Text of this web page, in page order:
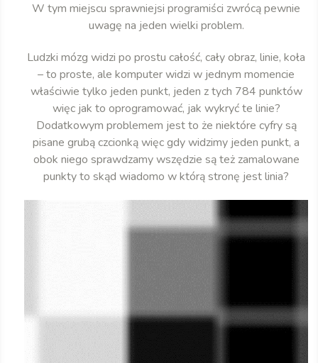
W tym miejscu sprawniejsi programiści zwrócą pewnie
uwagę na jeden wielki problem.
Ludzki mózg widzi po prostu całość, cały obraz, linie, koła
– to proste, ale komputer widzi w jednym momencie
właściwie tylko jeden punkt, jeden z tych 784 punktów
więc jak to oprogramować, jak wykryć te linie?
Dodatkowym problemem jest to że niektóre cyfry są
pisane grubą czcionką więc gdy widzimy jeden punkt, a
obok niego sprawdzamy wszędzie są też zamalowane
punkty to skąd wiadomo w którą stronę jest linia?